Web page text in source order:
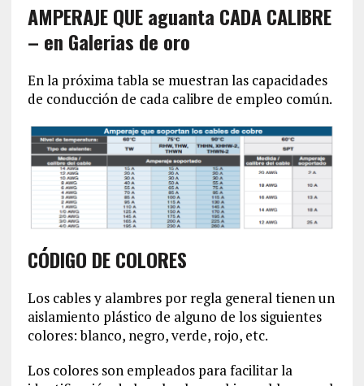
AMPERAJE QUE aguanta CADA CALIBRE
– en Galerias de oro
En la próxima tabla se muestran las capacidades
de conducción de cada calibre de empleo común.
CÓDIGO DE COLORES
Los cables y alambres por regla general tienen un
aislamiento plástico de alguno de los siguientes
colores: blanco, negro, verde, rojo, etc.
Los colores son empleados para facilitar la